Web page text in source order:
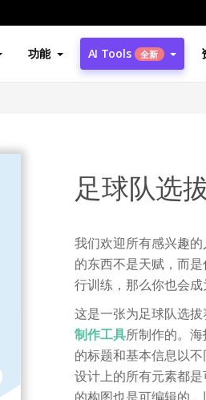
功能 AI Tools 全新
足球队选
我们欢迎所有感兴趣
的东西不是天赋，而
行训练，那么你也会成
这是一张为足球队选
制作工具所制作的。
的标题和基本信息以
设计上的所有元素都